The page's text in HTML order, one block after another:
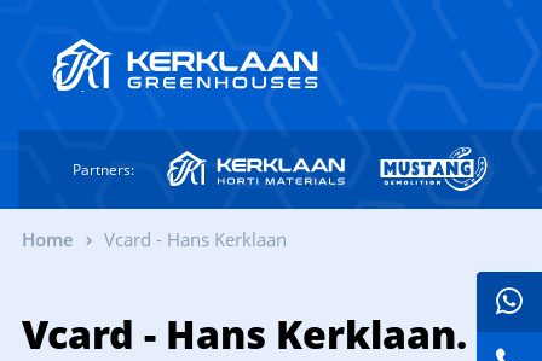
Partners:
Home Vcard - Hans Kerklaan
Vcard - Hans Kerklaan.